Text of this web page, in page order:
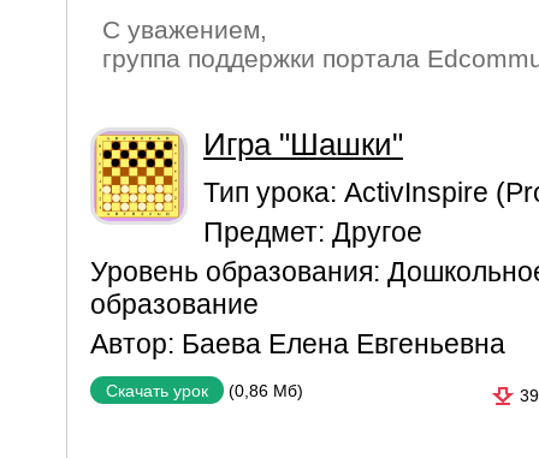
С уважением,
группа поддержки портала
Игра "Шашки"
Тип урока: ActivInspire
Предмет: Другое
Уровень образования:
образование
Автор: Баева Елена Евгеньевна
Скачать урок (0,86 Мб) 39